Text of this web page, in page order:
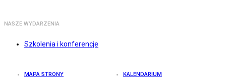
NASZE WYDARZENIA
Szkolenia i konferencje
MAPA STRONY KALENDARIUM